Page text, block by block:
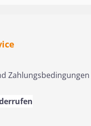
den
junge
Zahlungsbedingungen